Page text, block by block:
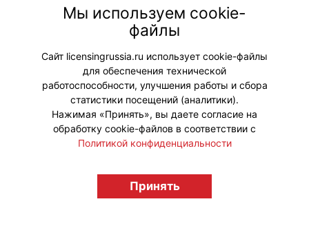
который этим летом выйдет на
экраны. Вместе с ним появится
коллекция тематических игрушек в
форме героев картины.
#Коллаборации
licensingrussia.ru, 2009-2026 12+
Мы используем cookie-
файлы
Сайт licensingrussia.ru использует cookie-файлы
для обеспечения технической
работоспособности, улучшения работы и сбора
статистики посещений (аналитики).
Нажимая «Принять», вы даете согласие на
обработку cookie-файлов в соответствии с
Политикой конфиденциальности
Принять